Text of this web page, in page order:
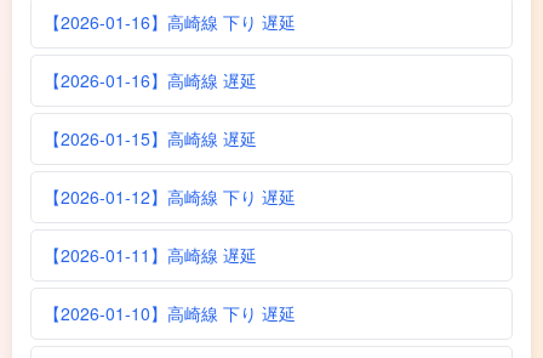
【2026-01-16】高崎線 下り 遅延
【2026-01-16】高崎線 遅延
【2026-01-15】高崎線 遅延
【2026-01-12】高崎線 下り 遅延
【2026-01-11】高崎線 遅延
【2026-01-10】高崎線 下り 遅延